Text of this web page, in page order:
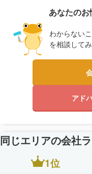
あなたの
わからない
を相談して
アド
同じエリアの会社
1位